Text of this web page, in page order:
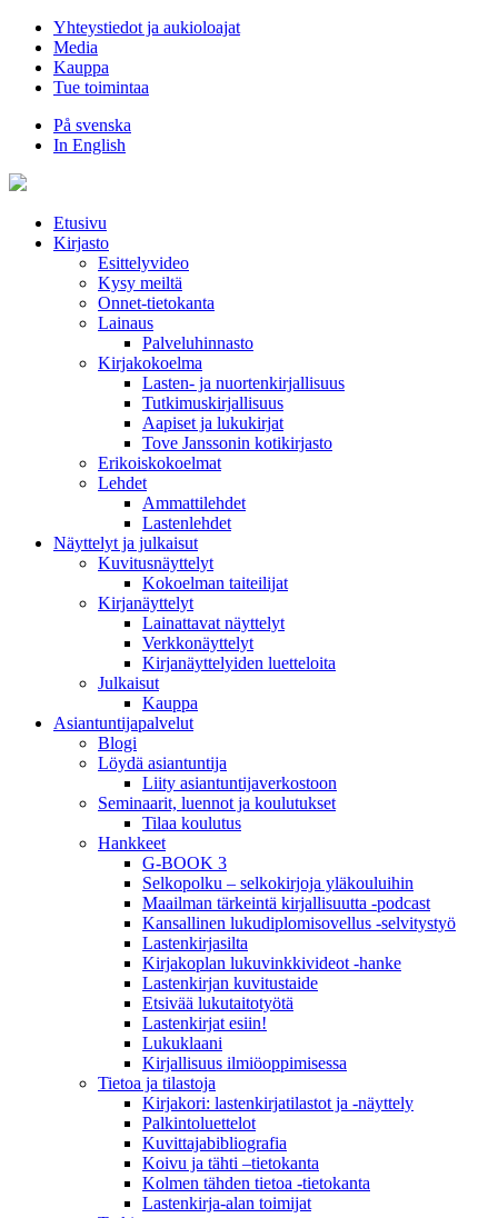
Hyppää
sisältöön
Yhteystiedot ja aukioloajat
Media
Kauppa
Tue toimintaa
På svenska
In English
Etusivu
Kirjasto
Esittelyvideo
Kysy meiltä
Onnet-tietokanta
Lainaus
Palveluhinnasto
Kirjakokoelma
Lasten- ja nuortenkirjallisuus
Tutkimuskirjallisuus
Aapiset ja lukukirjat
Tove Janssonin kotikirjasto
Erikoiskokoelmat
Lehdet
Ammattilehdet
Lastenlehdet
Näyttelyt ja julkaisut
Kuvitusnäyttelyt
Kokoelman taiteilijat
Kirjanäyttelyt
Lainattavat näyttelyt
Verkkonäyttelyt
Kirjanäyttelyiden luetteloita
Julkaisut
Kauppa
Asiantuntija­palvelut
Blogi
Löydä asiantuntija
Liity asiantuntijaverkostoon
Seminaarit, luennot ja koulutukset
Tilaa koulutus
Hankkeet
G-BOOK 3
Selkopolku – selkokirjoja yläkouluihin
Maailman tärkeintä kirjallisuutta -podcast
Kansallinen lukudiplomisovellus -selvitystyö
Lastenkirjasilta
Kirjakoplan lukuvinkkivideot -hanke
Lastenkirjan kuvitustaide
Etsivää lukutaitotyötä
Lastenkirjat esiin!
Lukuklaani
Kirjallisuus ilmiöoppimisessa
Tietoa ja tilastoja
Kirjakori: lastenkirjatilastot ja -näyttely
Palkintoluettelot
Kuvittaja­bibliografia
Koivu ja tähti –tietokanta
Kolmen tähden tietoa -tietokanta
Lastenkirja-alan toimijat